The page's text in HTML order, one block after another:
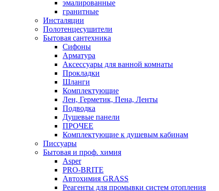
эмалированные
гранитные
Инсталяции
Полотенцесушители
Бытовая сантехника
Сифоны
Арматура
Аксессуары для ванной комнаты
Прокладки
Шланги
Комплектующие
Лен, Герметик, Пена, Ленты
Подводка
Душевые панели
ПРОЧЕЕ
Комплектующие к душевым кабинам
Писсуары
Бытовая и проф. химия
Asper
PRO-BRITE
Автохимия GRASS
Реагенты для промывки систем отопления